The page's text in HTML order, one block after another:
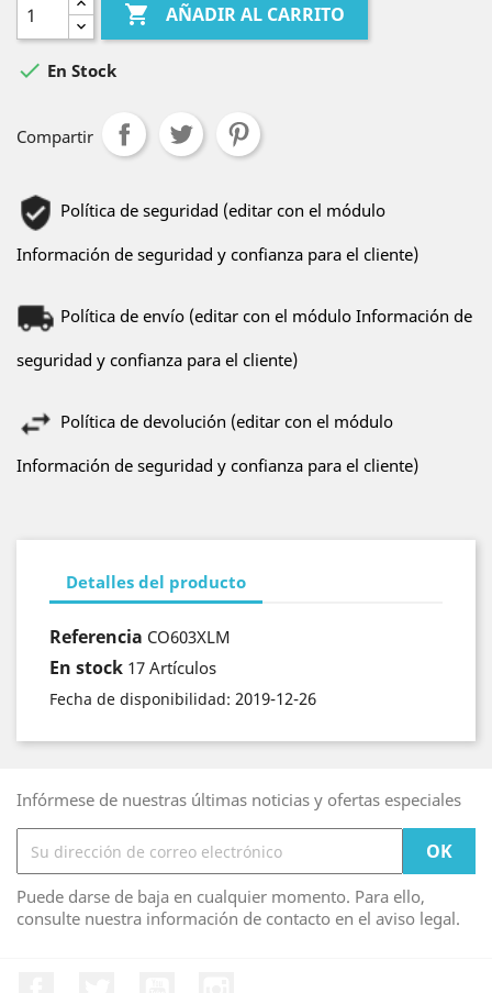
 AÑADIR AL CARRITO
 En Stock
Compartir
Política de seguridad (editar con el módulo
Información de seguridad y confianza para el cliente)
Política de envío (editar con el módulo Información de
seguridad y confianza para el cliente)
Política de devolución (editar con el módulo
Información de seguridad y confianza para el cliente)
Detalles del producto
Referencia CO603XLM
En stock 17 Artículos
Fecha de disponibilidad: 2019-12-26
Infórmese de nuestras últimas noticias y ofertas especiales
Puede darse de baja en cualquier momento. Para ello,
consulte nuestra información de contacto en el aviso legal.